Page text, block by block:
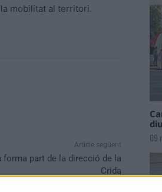
mobilitat al territori.
Article següent
forma part de la direcció de la
Crida
09